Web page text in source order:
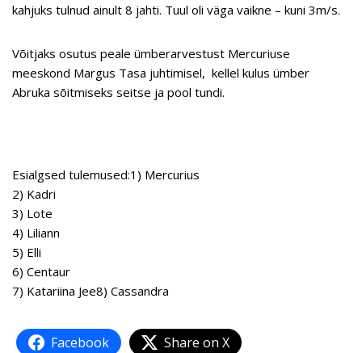
kahjuks tulnud ainult 8 jahti. Tuul oli väga vaikne – kuni 3m/s.
Võitjaks osutus peale ümberarvestust Mercuriuse
meeskond Margus Tasa juhtimisel, kellel kulus ümber
Abruka sõitmiseks seitse ja pool tundi.
Esialgsed tulemused:1) Mercurius
2) Kadri
3) Lote
4) Liliann
5) Elli
6) Centaur
7) Katariina Jee8) Cassandra
Facebook
Share on X